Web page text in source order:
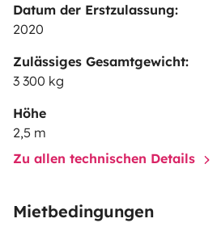
Datum der Erstzulassung:
2020
Zulässiges Gesamtgewicht:
3 300 kg
Höhe
2,5 m
Zu allen technischen Details
Mietbedingungen